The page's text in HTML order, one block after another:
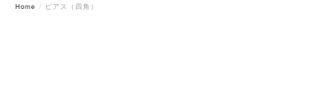
Home ピアス（四角）